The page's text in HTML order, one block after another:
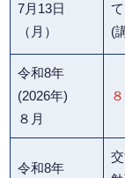
7月13日
（月）
(
令和8年
(2026年)
８月
令和8年